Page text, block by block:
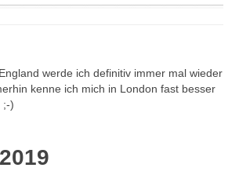
werde ich definitiv immer mal wieder
kenne ich mich in London fast besser
;-)